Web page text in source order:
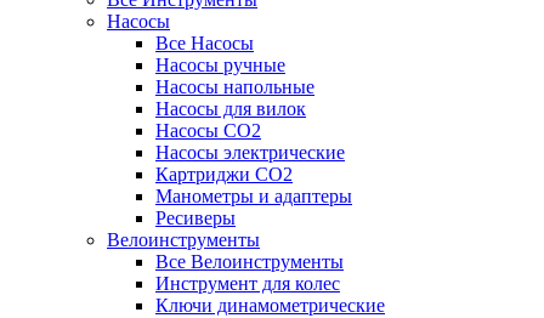
Насосы
Все Насосы
Насосы ручные
Насосы напольные
Насосы для вилок
Насосы CO2
Насосы электрические
Картриджи CO2
Манометры и адаптеры
Ресиверы
Велоинструменты
Все Велоинструменты
Инструмент для колес
Ключи динамометрические